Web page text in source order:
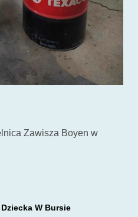
Zawisza Boyen w
W Bursie